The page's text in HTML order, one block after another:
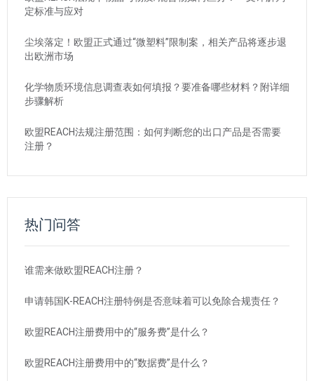
定标准与应对
尘埃落定！欧盟正式通过“微塑料”限制案，相关产品将逐步退
出欧洲市场
化学物质环境信息调查表如何填报？要准备哪些材料？附详细
步骤解析
欧盟REACH法规注册范围：如何判断您的出口产品是否需要
注册？
热门问答
谁需来做欧盟REACH注册？
申请韩国K-REACH注册特例是否意味着可以免除合规责任？
欧盟REACH注册费用中的“服务费”是什么？
欧盟REACH注册费用中的“数据费”是什么？